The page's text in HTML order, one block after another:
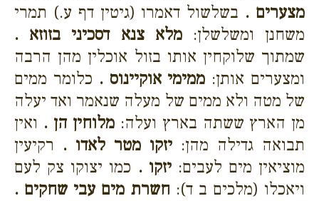
מצערים . בשלשול דאמרו (גיטין דף ע.) תמרי
משחנן ומשלשלן:מלא צנא דסכיני בזוזא .
שמתוך שלוקחין אותו בזול אוכלין מהן הרבה
ומצערים אותן: ממימי אוקיינוס . כלומר ממים
של מטה ולא ממים של מעלה שנאמר ואד יעלה
מן הארץ ששתה בארץ ועלה: מלוחין הן . ואין
תבואה גדילה מהן: יזקו מטר לאדו . רקיעין
מוציאין מים לעבים:יזקו . כמו יצוקו צק לעם
ויאכלו (מלכים ב ד): חשרת מים עבי שחקים .